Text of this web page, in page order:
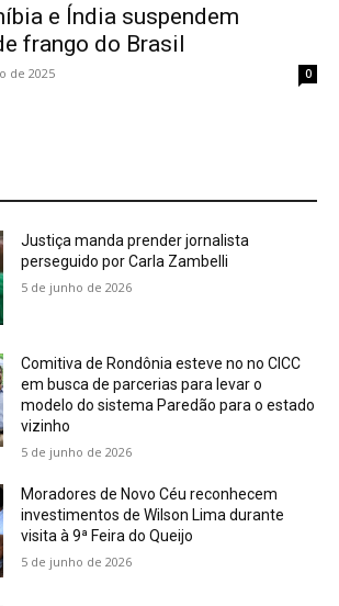
e Índia suspendem
frango do Brasil
de 2025 0
Justiça manda prender jornalista
perseguido por Carla Zambelli
5 de junho de 2026
Comitiva de Rondônia esteve no no CICC
em busca de parcerias para levar o
modelo do sistema Paredão para o estado
vizinho
5 de junho de 2026
Moradores de Novo Céu reconhecem
investimentos de Wilson Lima durante
visita à 9ª Feira do Queijo
5 de junho de 2026